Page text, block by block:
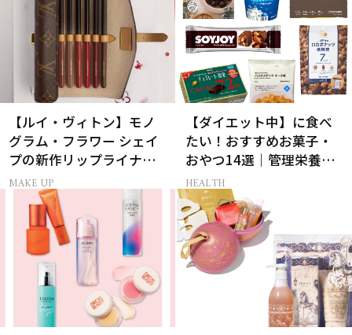
【ルイ・ヴィトン】モノ
グラム・フラワー シェイ
プの新作リップライナー
｢LV クレヨン｣が誕生！
MAKE UP
【ダイエット中】に食べ
たい！おすすめお菓子・
おやつ14選｜管理栄養士
監修
HEALTH